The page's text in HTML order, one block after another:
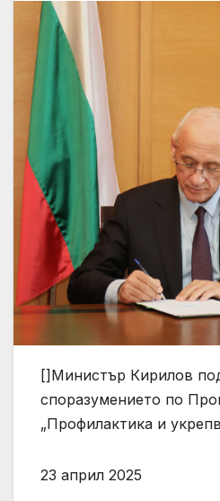
[]Министър Кирилов
споразумението по
„Профилактика и
23 април 2025